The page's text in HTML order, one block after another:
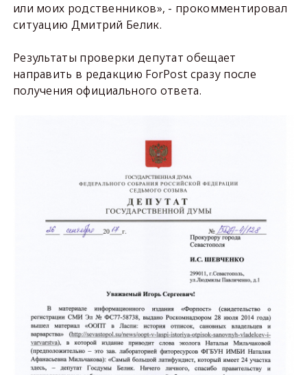
или моих родственников», - прокомментировал
ситуацию Дмитрий Белик.
Результаты проверки депутат обещает
направить в редакцию ForPost сразу после
получения официального ответа.